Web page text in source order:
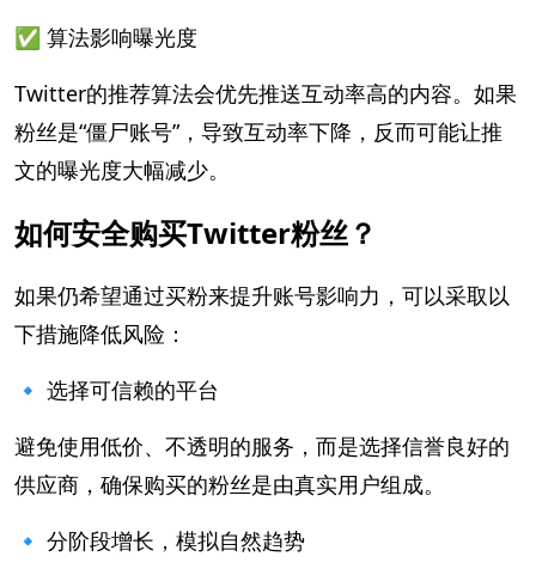
✅ 算法影响曝光度
Twitter的推荐算法会优先推送互动率高的内容。如果
粉丝是“僵尸账号”，导致互动率下降，反而可能让推
文的曝光度大幅减少。
如何安全购买Twitter粉丝？
如果仍希望通过买粉来提升账号影响力，可以采取以
下措施降低风险：
🔹 选择可信赖的平台
避免使用低价、不透明的服务，而是选择信誉良好的
供应商，确保购买的粉丝是由真实用户组成。
🔹 分阶段增长，模拟自然趋势